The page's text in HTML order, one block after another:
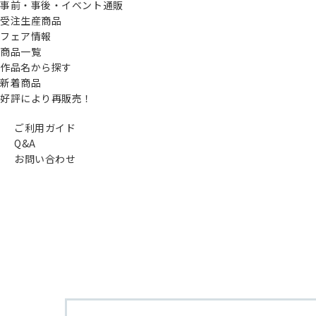
事前・事後・イベント通販
受注生産商品
フェア情報
商品一覧
作品名から探す
新着商品
好評により再販売！
ご利用ガイド
Q&A
お問い合わせ